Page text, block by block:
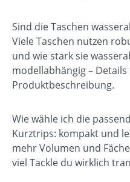
Sind die Taschen
Viele Taschen nutzen
und wie stark sie
modellabhängig –
Produktbeschreibung.
Wie wähle ich die
Kurztrips: kompakt und
mehr Volumen und
viel Tackle du wirklich